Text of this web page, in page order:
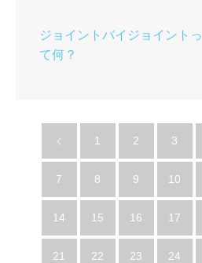
ジョイントバイジョイントっ
て何？
1 2 3
7 8 9 10
14 15 16 17
21 22 23 24